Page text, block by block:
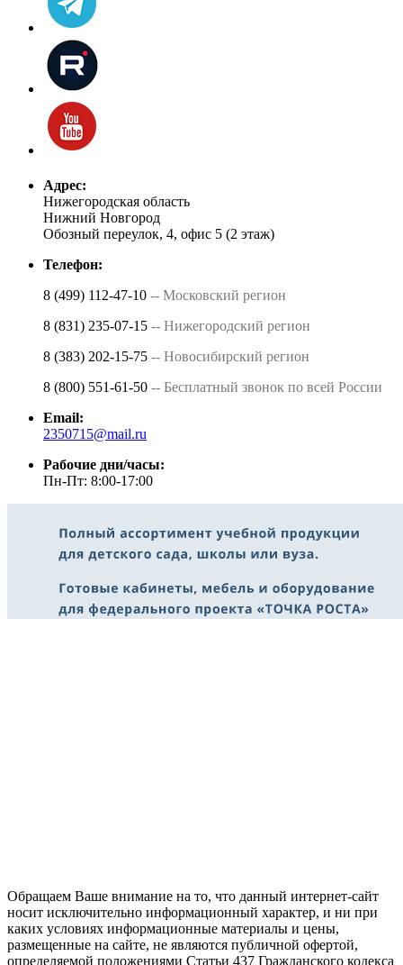
Адрес:
Нижегородская область
Нижний Новгород
Обозный переулок, 4, офис 5 (2 этаж)
Телефон:
8 (499) 112-47-10 -- Московский регион
8 (831) 235-07-15 -- Нижегородский регион
8 (383) 202-15-75 -- Новосибирский регион
8 (800) 551-61-50 -- Бесплатный звонок по всей России
Email:
2350715@mail.ru
Рабочие дни/часы:
Пн-Пт: 8:00-17:00
Обращаем Ваше внимание на то, что данный интернет-сайт
носит исключительно информационный характер, и ни при
каких условиях информационные материалы и цены,
размещенные на сайте, не являются публичной офертой,
определяемой положениями Статьи 437 Гражданского кодекса